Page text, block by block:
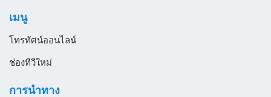
เมนู
โทรทัศน์ออนไลน์
ช่องทีวีใหม่
การนำทาง